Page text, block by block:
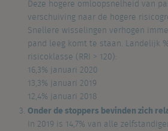
Deze hogere omloopsnelheid van
verschuiving naar de hogere
Snellere wisselingen verhogen
pand leeg komt te staan. Landelijk
risicoklasse (RRI > 120):
16,3% januari 2020
13,3% januari 2019
12,4% januari 2018
Onder de stoppers bevinden zich
In 2019 is 14,7% van alle